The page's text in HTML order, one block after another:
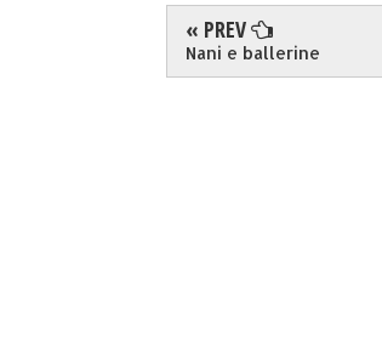
« PREV
Nani e ballerine